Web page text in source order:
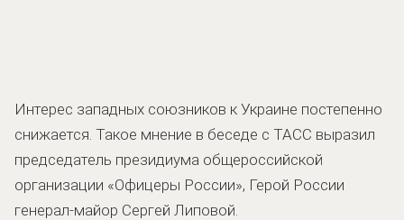
Интерес западных союзников к Украине постепенно
снижается. Такое мнение в беседе с ТАСС выразил
председатель президиума общероссийской
организации «Офицеры России», Герой России
генерал-майор Сергей Липовой.